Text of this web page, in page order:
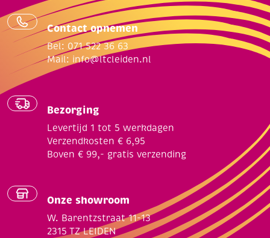
Contact opnemen
Bel: 071 522 36 63
Mail: info@ltcleiden.nl
Bezorging
Levertijd 1 tot 5 werkdagen
Verzendkosten € 6,95
Boven € 99,- gratis verzending
Onze showroom
W. Barentzstraat 11-13
2315 TZ LEIDEN